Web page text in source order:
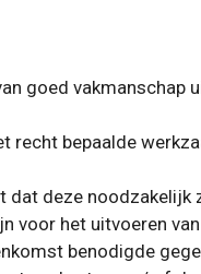
goed vakmanschap
recht bepaalde
dat deze noodzakelijk
voor het uitvoeren
benodigde